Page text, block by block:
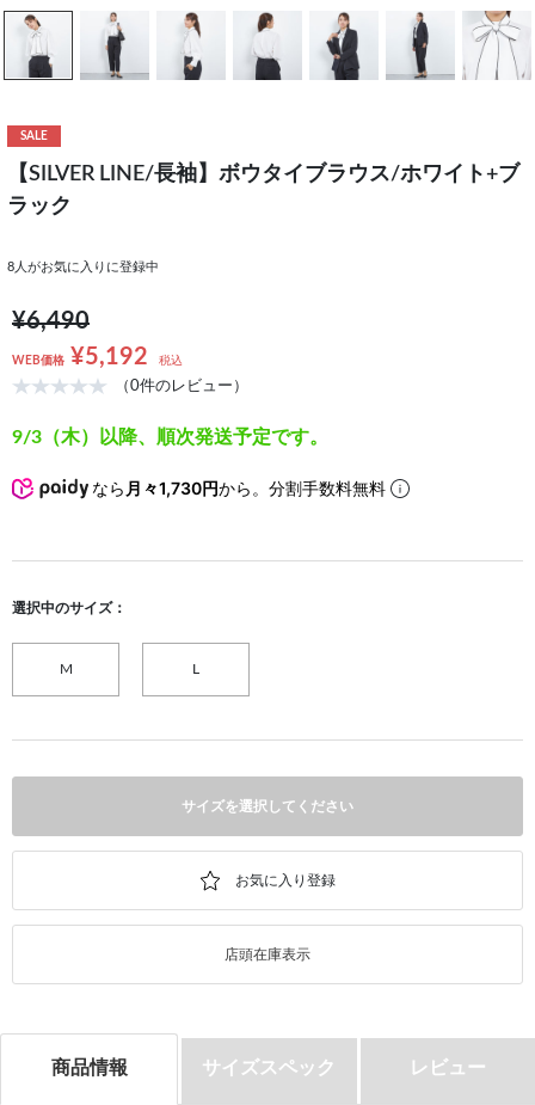
SALE
【SILVER LINE/長袖】ボウタイブラウス/ホワイト+ブ
ラック
8 人がお気に入りに登録中
¥6,490
WEB価格 ¥5,192 税込
（0件のレビュー）
9/3（木）以降、順次発送予定です。
なら 月々1,730円から。分割手数料無料
選択中のサイズ：
M
サイズを選択してください
店頭在庫表示
商品情報 サイズスペック レビュー